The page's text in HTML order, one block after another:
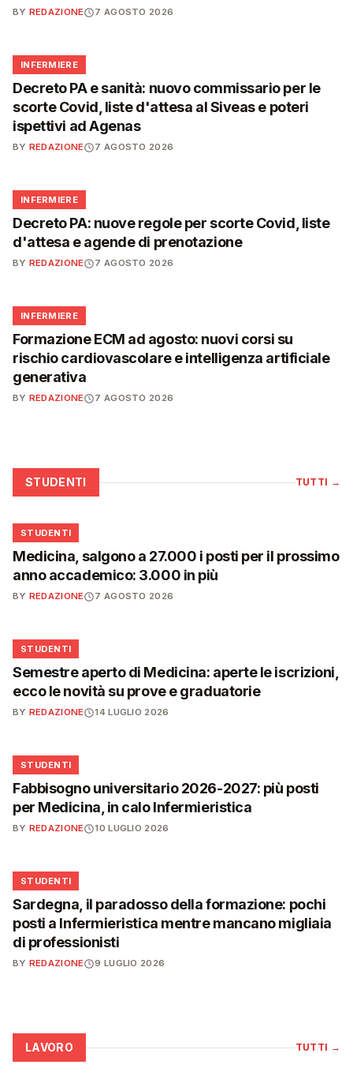
BY REDAZIONE 7 AGOSTO 2026
🩺
INFERMIERE
Decreto PA e sanità: nuovo commissario per le
scorte Covid, liste d'attesa al Siveas e poteri
ispettivi ad Agenas
BY REDAZIONE 7 AGOSTO 2026
🩺
INFERMIERE
Decreto PA: nuove regole per scorte Covid, liste
d'attesa e agende di prenotazione
BY REDAZIONE 7 AGOSTO 2026
🩺
INFERMIERE
Formazione ECM ad agosto: nuovi corsi su
rischio cardiovascolare e intelligenza artificiale
generativa
BY REDAZIONE 7 AGOSTO 2026
STUDENTI TUTTI →
🎓
STUDENTI
Medicina, salgono a 27.000 i posti per il prossimo
anno accademico: 3.000 in più
BY REDAZIONE 7 AGOSTO 2026
🎓
STUDENTI
Semestre aperto di Medicina: aperte le iscrizioni,
ecco le novità su prove e graduatorie
BY REDAZIONE 14 LUGLIO 2026
🎓
STUDENTI
Fabbisogno universitario 2026-2027: più posti
per Medicina, in calo Infermieristica
BY REDAZIONE 10 LUGLIO 2026
🎓
STUDENTI
Sardegna, il paradosso della formazione: pochi
posti a Infermieristica mentre mancano migliaia
di professionisti
BY REDAZIONE 9 LUGLIO 2026
LAVORO TUTTI →